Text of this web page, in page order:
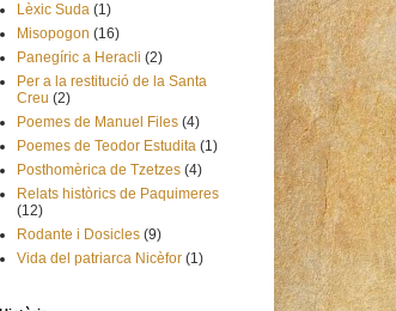
Lèxic Suda (1)
Misopogon (16)
Panegíric a Heracli (2)
Per a la restitució de la Santa
Creu (2)
Poemes de Manuel Files (4)
Poemes de Teodor Estudita (1)
Posthomèrica de Tzetzes (4)
Relats històrics de Paquimeres
(12)
Rodante i Dosicles (9)
Vida del patriarca Nicèfor (1)